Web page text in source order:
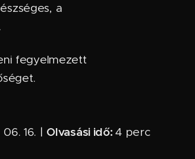
a
fegyelmezett
16. | Olvasási idő:4 perc ✅